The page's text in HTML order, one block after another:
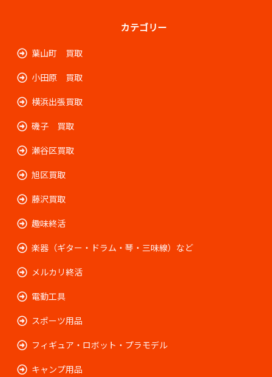
カテゴリー
葉山町 買取
小田原 買取
横浜出張買取
磯子 買取
瀬谷区買取
旭区買取
藤沢買取
趣味終活
楽器（ギター・ドラム・琴・三味線）など
メルカリ終活
電動工具
スポーツ用品
フィギュア・ロボット・プラモデル
キャンプ用品